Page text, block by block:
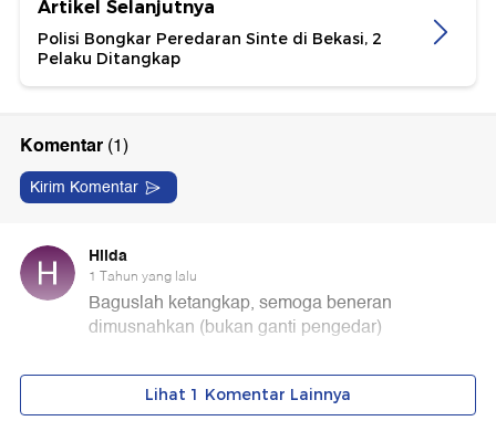
Artikel Selanjutnya
Polisi Bongkar Peredaran Sinte di Bekasi, 2
Pelaku Ditangkap